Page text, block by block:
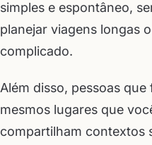
simples e espontâneo,
planejar viagens longas
complicado.
Além disso, pessoas
mesmos lugares que
compartilham contextos